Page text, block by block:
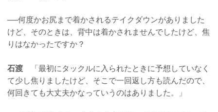
──何度かお尻まで着かされるテイクダウンがありました
けど、そのときは、背中は着かされませんでしたけど、焦
りはなかったですか？
石渡 「最初にタックルに入られたときに予想していなく
て少し焦りましたけど、そこで一回返し方も読んだので、
何回きても大丈夫かなっていうのはありました。」